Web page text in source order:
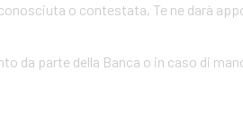
o contestata, Te ne darà
da parte della Banca o in caso di